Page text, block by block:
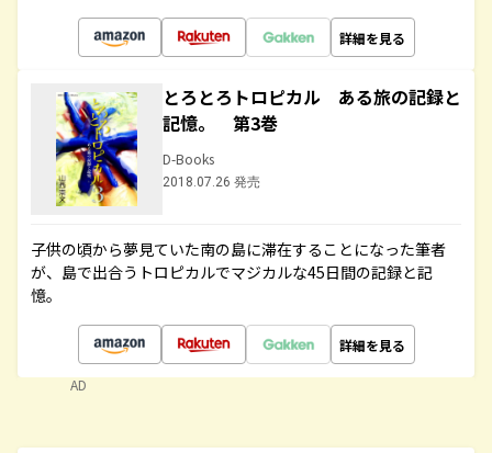
詳細を見る
とろとろトロピカル ある旅の記録と
記憶。 第3巻
D-Books
2018.07.26 発売
子供の頃から夢見ていた南の島に滞在することになった筆者
が、島で出合うトロピカルでマジカルな45日間の記録と記
憶。
詳細を見る
AD